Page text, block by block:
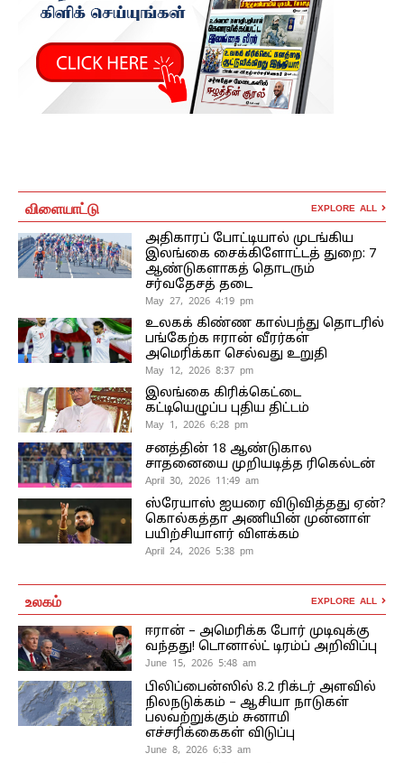
விளையாட்டு EXPLORE ALL
அதிகாரப் போட்டியால் முடங்கிய
இலங்கை சைக்கிளோட்டத் துறை: 7
ஆண்டுகளாகத் தொடரும்
சர்வதேசத் தடை
May 27, 2026 4:19 pm
உலகக் கிண்ண கால்பந்து தொடரில்
பங்கேற்க ஈரான் வீரர்கள்
அமெரிக்கா செல்வது உறுதி
May 12, 2026 8:37 pm
இலங்கை கிரிக்கெட்டை
கட்டியெழுப்ப புதிய திட்டம்
May 1, 2026 6:28 pm
சனத்தின் 18 ஆண்டுகால
சாதனையை முறியடித்த ரிகெல்டன்
April 30, 2026 11:49 am
ஸ்ரேயாஸ் ஐயரை விடுவித்தது ஏன்?
கொல்கத்தா அணியின் முன்னாள்
பயிற்சியாளர் விளக்கம்
April 24, 2026 5:38 pm
உலகம் EXPLORE ALL
ஈரான் – அமெரிக்க போர் முடிவுக்கு
வந்தது! டொனால்ட் டிரம்ப் அறிவிப்பு
June 15, 2026 5:48 am
பிலிப்பைன்ஸில் 8.2 ரிக்டர் அளவில்
நிலநடுக்கம் – ஆசியா நாடுகள்
பலவற்றுக்கும் சுனாமி
எச்சரிக்கைகள் விடுப்பு
June 8, 2026 6:33 am